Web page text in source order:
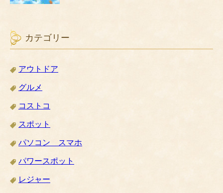
カテゴリー
アウトドア
グルメ
コストコ
スポット
パソコン スマホ
パワースポット
レジャー